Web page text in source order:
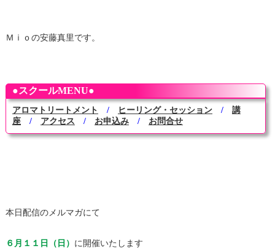
Ｍｉｏの安藤真里です。
●スクールMENU●
アロマトリートメント / ヒーリング・セッション/ 講
座/ アクセス / お申込み/ お問合せ
本日配信のメルマガにて
６月１１日（日） に開催いたします